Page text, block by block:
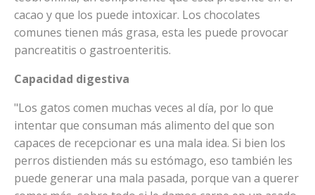
cacao y que los puede intoxicar. Los chocolates
comunes tienen más grasa, esta les puede provocar
pancreatitis o gastroenteritis.
Capacidad digestiva
"Los gatos comen muchas veces al día, por lo que
intentar que consuman más alimento del que son
capaces de recepcionar es una mala idea. Si bien los
perros distienden más su estómago, eso también les
puede generar una mala pasada, porque van a querer